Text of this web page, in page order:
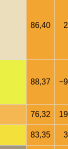
86,40
88,37
76,32
83,35